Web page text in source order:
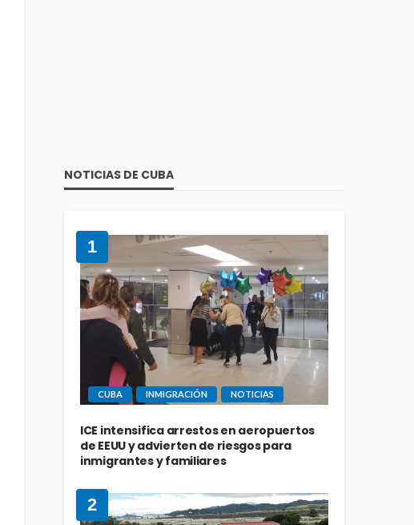
NOTICIAS DE CUBA
1
CUBA INMIGRACIÓN NOTICIAS
ICE intensifica arrestos en aeropuertos
de EEUU y advierten de riesgos para
inmigrantes y familiares
2